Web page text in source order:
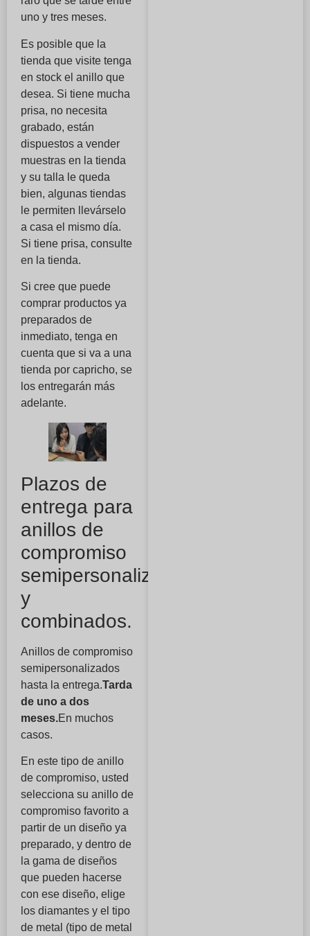
uno y tres meses.
Es posible que la
tienda que visite tenga
en stock el anillo que
desea. Si tiene mucha
prisa, no necesita
grabado, están
dispuestos a vender
muestras en la tienda
y su talla le queda
bien, algunas tiendas
le permiten llevárselo
a casa el mismo día.
Si tiene prisa, consulte
en la tienda.
Si cree que puede
comprar productos ya
preparados de
inmediato, tenga en
cuenta que si va a una
tienda por capricho, se
los entregarán más
adelante.
Plazos de
entrega para
anillos de
compromiso
semipersonalizados
y
combinados.
Anillos de compromiso
semipersonalizados
hasta la entrega.Tarda
de uno a dos
meses.En muchos
casos.
En este tipo de anillo
de compromiso, usted
selecciona su anillo de
compromiso favorito a
partir de un diseño ya
preparado, y dentro de
la gama de diseños
que pueden hacerse
con ese diseño, elige
los diamantes y el tipo
de metal (tipo de metal